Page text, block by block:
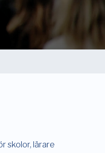
skolor, lärare